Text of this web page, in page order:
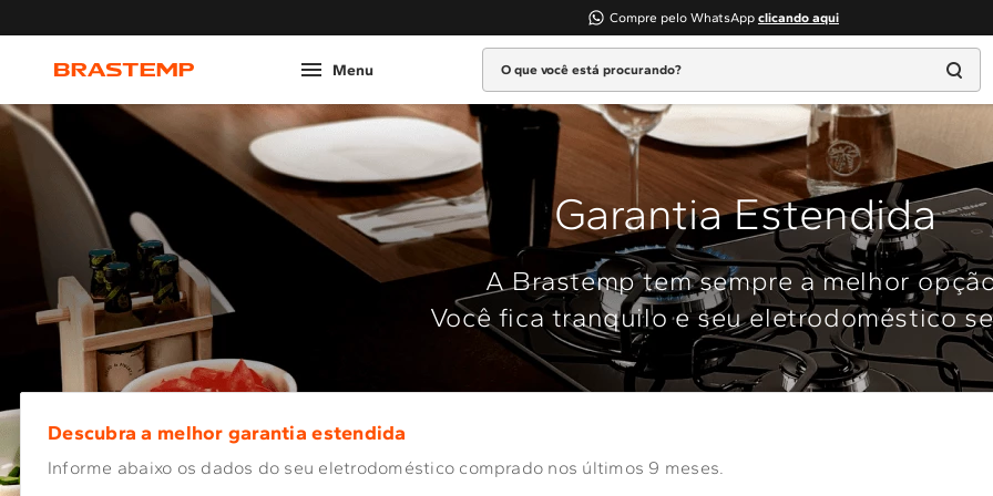
Compre pelo WhatsApp clicando aqui
O que você está procurando?
Garantia Estendida
A Brastemp tem sempre a melhor
Você fica tranquilo e seu eletrodoméstico
Descubra a melhor garantia estendida
Informe abaixo os dados do seu eletrodoméstico comprado nos últimos 9 meses.
TERMOS MAIS BUSCADOS
geladeira
máquina lavar
fogao
lava louça
5 cooktop
6º microondas brastemp
forno
combos